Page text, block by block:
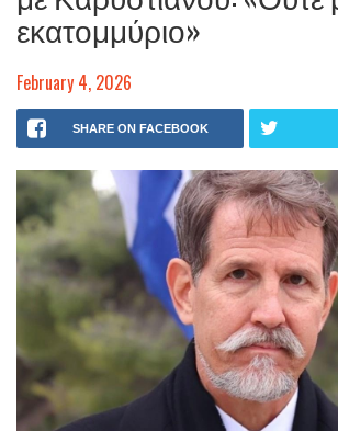
εκατομμύριο»
February 4, 2026
SHARE ON FACEBOOK